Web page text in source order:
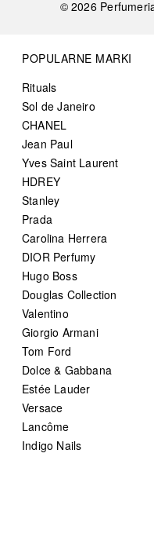
©2026
POPULARNE MARKI
Rituals
Sol de Janeiro
CHANEL
Jean Paul
Yves Saint Laurent
HDREY
Stanley
Prada
Carolina Herrera
DIOR Perfumy
Hugo Boss
Douglas Collection
Valentino
Giorgio Armani
Tom Ford
Dolce & Gabbana
Estée Lauder
Versace
Lancôme
Indigo Nails